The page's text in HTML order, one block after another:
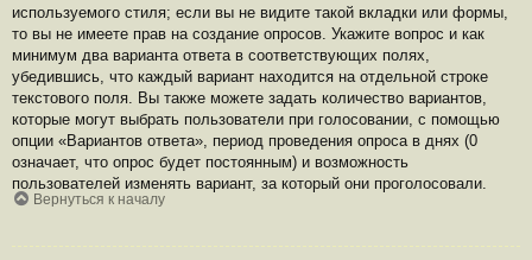
используемого стиля; если вы не видите такой вкладки или формы,
то вы не имеете прав на создание опросов. Укажите вопрос и как
минимум два варианта ответа в соответствующих полях,
убедившись, что каждый вариант находится на отдельной строке
текстового поля. Вы также можете задать количество вариантов,
которые могут выбрать пользователи при голосовании, с помощью
опции «Вариантов ответа», период проведения опроса в днях (0
означает, что опрос будет постоянным) и возможность
пользователей изменять вариант, за который они проголосовали.
Вернуться к началу